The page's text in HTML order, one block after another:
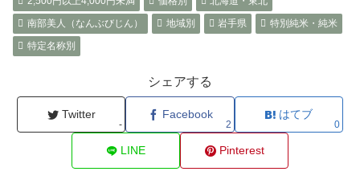
南部美人（なんぶびじん）
地域別 岩手県
特別純米・純米
特定名称別
シェアする
Twitter
-
Facebook
2
はてブ
0
LINE Pinterest